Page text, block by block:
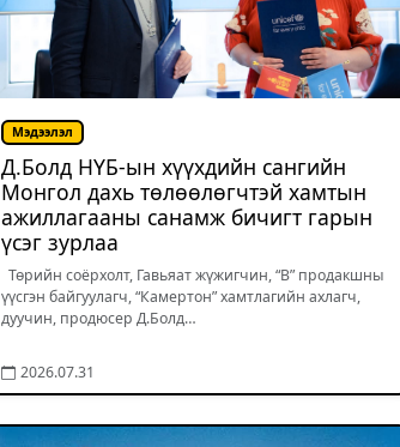
Мэдээлэл
Д.Болд НҮБ-ын хүүхдийн сангийн
Монгол дахь төлөөлөгчтэй хамтын
ажиллагааны санамж бичигт гарын
үсэг зурлаа
Төрийн соёрхолт, Гавьяат жүжигчин, “В” продакшны
үүсгэн байгуулагч, “Камертон” хамтлагийн ахлагч,
дуучин, продюсер Д.Болд…
2026.07.31